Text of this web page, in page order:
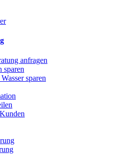
anfragen
sparen
sparen